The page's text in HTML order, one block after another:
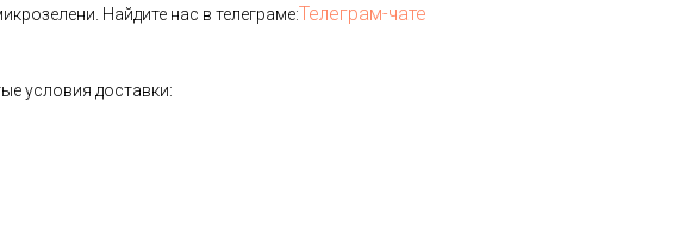
Найдите нас в телеграме:Телеграм-чате
условия доставки: